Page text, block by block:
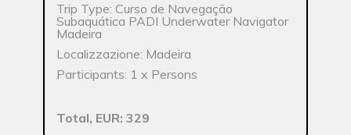
Trip Type: Curso de Navegação
Subaquática PADI Underwater Navigator
Madeira
Localizzazione: Madeira
Participants: 1 x Persons
Total, EUR: 329